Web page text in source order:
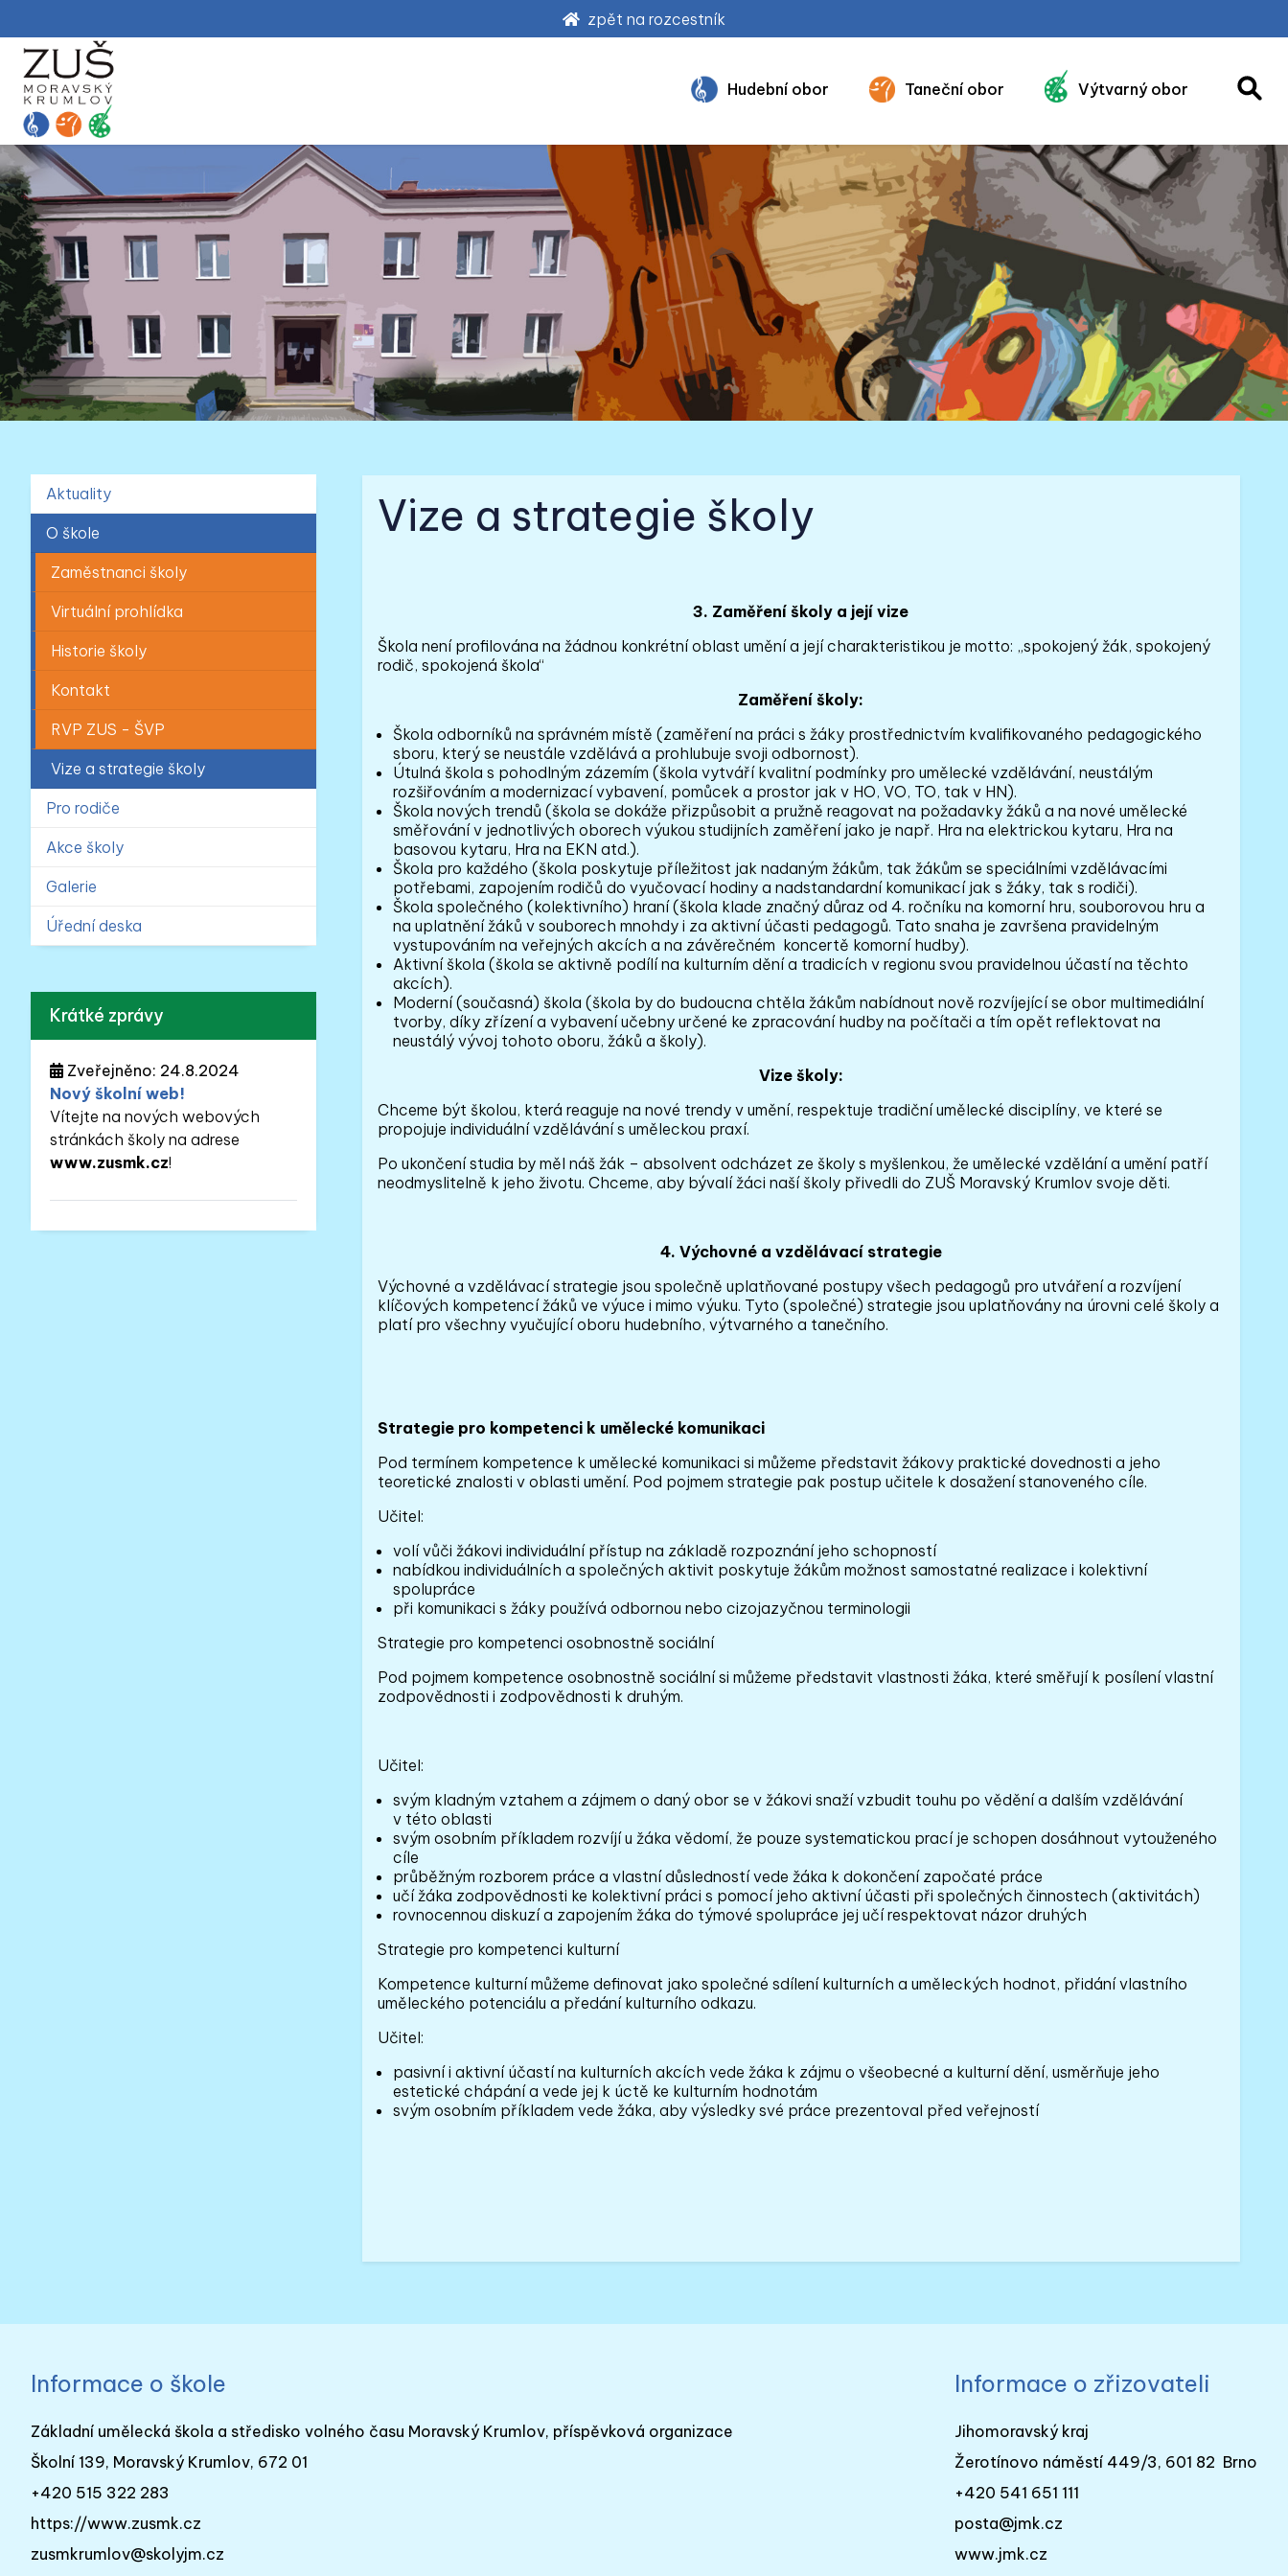
zpět na rozcestník
Hudební obor Taneční obor Výtvarný obor
Vize a strategie školy
3. Zaměření školy a její vize
Škola není profilována na žádnou konkrétní oblast umění a její charakteristikou je motto: „spokojený žák, spokojený
rodič, spokojená škola“
Zaměření školy:
Škola odborníků na správném místě (zaměření na práci s žáky prostřednictvím kvalifikovaného pedagogického
sboru, který se neustále vzdělává a prohlubuje svoji odbornost).
Útulná škola s pohodlným zázemím (škola vytváří kvalitní podmínky pro umělecké vzdělávání, neustálým
rozšiřováním a modernizací vybavení, pomůcek a prostor jak v HO, VO, TO, tak v HN).
Škola nových trendů (škola se dokáže přizpůsobit a pružně reagovat na požadavky žáků a na nové umělecké
směřování v jednotlivých oborech výukou studijních zaměření jako je např. Hra na elektrickou kytaru, Hra na
basovou kytaru, Hra na EKN atd.).
Škola pro každého (škola poskytuje příležitost jak nadaným žákům, tak žákům se speciálními vzdělávacími
potřebami, zapojením rodičů do vyučovací hodiny a nadstandardní komunikací jak s žáky, tak s rodiči).
Škola společného (kolektivního) hraní(škola klade značný důraz od 4. ročníku na komorní hru, souborovou hru a
na uplatnění žáků v souborech mnohdy i za aktivní účasti pedagogů. Tato snaha je završena pravidelným
vystupováním na veřejných akcích a na závěrečném koncertě komorní hudby).
Aktivní škola (škola se aktivně podílí na kulturním dění a tradicích v regionu svou pravidelnou účastí na těchto
akcích).
Moderní (současná) škola (škola by do budoucna chtěla žákům nabídnout nově rozvíjející se obor multimediální
tvorby, díky zřízení a vybavení učebny určené ke zpracování hudby na počítači a tím opět reflektovat na
neustálý vývoj tohoto oboru, žáků a školy).
Vize školy:
Chceme být školou, která reaguje na nové trendy v umění, respektuje tradiční umělecké disciplíny, ve které se
propojuje individuální vzdělávání s uměleckou praxí.
Po ukončení studia by měl náš žák – absolvent odcházet ze školy s myšlenkou, že umělecké vzdělání a umění patří
neodmyslitelně k jeho životu. Chceme, aby bývalí žáci naší školy přivedli do ZUŠ Moravský Krumlov svoje děti.
4. Výchovné a vzdělávací strategie
Výchovné a vzdělávací strategie jsou společně uplatňované postupy všech pedagogů pro utváření a rozvíjení
klíčových kompetencí žáků ve výuce i mimo výuku. Tyto (společné) strategie jsou uplatňovány na úrovni celé školy a
platí pro všechny vyučující oboru hudebního, výtvarného a tanečního.
Strategie pro kompetenci k umělecké komunikaci
Pod termínem kompetence k umělecké komunikaci si můžeme představit žákovy praktické dovednosti a jeho
teoretické znalosti v oblasti umění. Pod pojmem strategie pak postup učitele k dosažení stanoveného cíle.
Učitel:
volí vůči žákovi individuální přístup na základě rozpoznání jeho schopností
nabídkou individuálních a společných aktivit poskytuje žákům možnost samostatné realizace i kolektivní
spolupráce
při komunikaci s žáky používá odbornou nebo cizojazyčnou terminologii
Strategie pro kompetenci osobnostně sociální
Pod pojmem kompetence osobnostně sociální si můžeme představit vlastnosti žáka, které směřují k posílení vlastní
zodpovědnosti i zodpovědnosti k druhým.
Učitel:
svým kladným vztahem a zájmem o daný obor se v žákovi snaží vzbudit touhu po vědění a dalším vzdělávání
v této oblasti
svým osobním příkladem rozvíjí u žáka vědomí, že pouze systematickou prací je schopen dosáhnout vytouženého
cíle
průběžným rozborem práce a vlastní důsledností vede žáka k dokončení započaté práce
učí žáka zodpovědnosti ke kolektivní práci s pomocí jeho aktivní účasti při společných činnostech (aktivitách)
rovnocennou diskuzí a zapojením žáka do týmové spolupráce jej učí respektovat názor druhých
Strategie pro kompetenci kulturní
Kompetence kulturní můžeme definovat jako společné sdílení kulturních a uměleckých hodnot, přidání vlastního
uměleckého potenciálu a předání kulturního odkazu.
Učitel:
pasivní i aktivní účastí na kulturních akcích vede žáka k zájmu o všeobecné a kulturní dění, usměrňuje jeho
estetické chápání a vede jej k úctě ke kulturním hodnotám
svým osobním příkladem vede žáka, aby výsledky své práce prezentoval před veřejností
Aktuality
O škole
Zaměstnanci školy
Virtuální prohlídka
Historie školy
Kontakt
RVP ZUS - ŠVP
Vize a strategie školy
Pro rodiče
Akce školy
Galerie
Úřední deska
Krátké zprávy
Zveřejněno: 24.8.2024
Nový školní web!
Vítejte na nových webových
stránkách školy na adrese
www.zusmk.cz!
Informace o škole
Základní umělecká škola a středisko volného času Moravský Krumlov, příspěvková organizace
Školní 139, Moravský Krumlov, 672 01
+420 515 322 283
https://www.zusmk.cz
zusmkrumlov@skolyjm.cz
Informace o zřizovateli
Jihomoravský kraj
Žerotínovo náměstí 449/3, 601 82 Brno
+420 541 651 111
posta@jmk.cz
www.jmk.cz